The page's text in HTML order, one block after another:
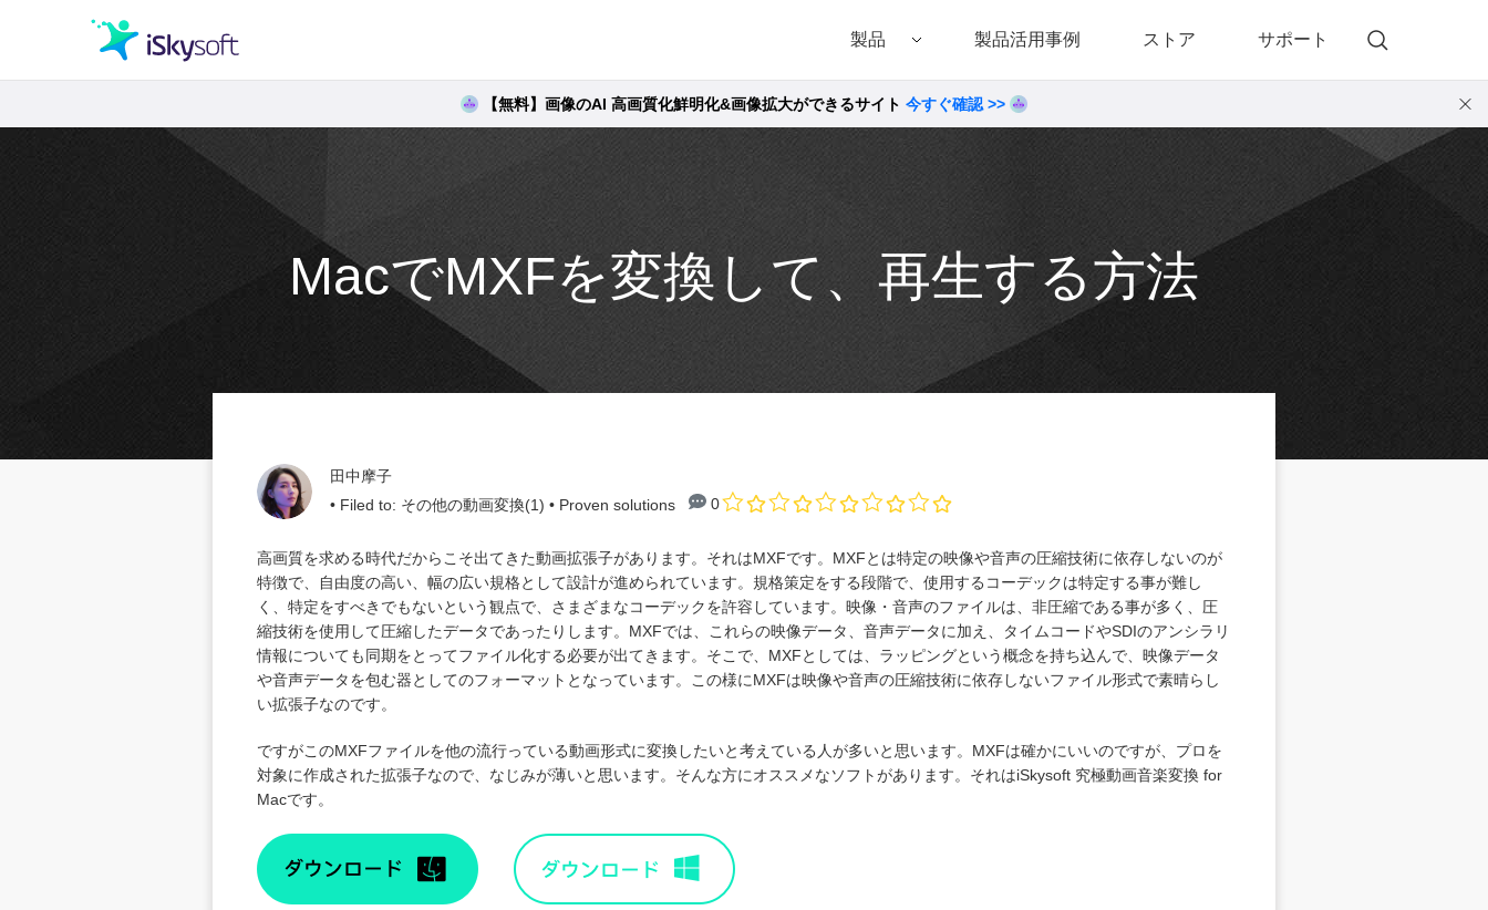
製品
クリエイティビティ
オフィス効率化
ユーティリティ
Filmora（フィモーラ）
• Filmora for Windows
• Filmora for Mac
UniConverter(スーパーメディア変換!)
• UniConverter for Windows
• UniConverter for Mac
DVD Memory（DVDメモリー）
• DVD Memory for Windows
• DVD Memory for Mac
動画・音楽変換プロ
• 動画・音楽変換6！プロ for Windows
• 動画・音楽変換3！プロ for Mac
製品活用事例 ストア サポート
【無料】画像のAI 高画質化鮮明化&画像拡大ができるサイト 今すぐ確認 >>
MacでMXFを変換して、再生する方法
田中摩子
• Filed to: その他の動画変換(1) • Proven solutions 0
高画質を求める時代だからこそ出てきた動画拡張子があります。それはMXFです。MXFとは特定の映像や音声の圧縮技術に依存しないのが
特徴で、自由度の高い、幅の広い規格として設計が進められています。規格策定をする段階で、使用するコーデックは特定する事が難し
く、特定をすべきでもないという観点で、さまざまなコーデックを許容しています。映像・音声のファイルは、非圧縮である事が多く、圧
縮技術を使用して圧縮したデータであったりします。MXFでは、これらの映像データ、音声データに加え、タイムコードやSDIのアンシラリ
情報についても同期をとってファイル化する必要が出てきます。そこで、MXFとしては、ラッピングという概念を持ち込んで、映像データ
や音声データを包む器としてのフォーマットとなっています。この様にMXFは映像や音声の圧縮技術に依存しないファイル形式で素晴らし
い拡張子なのです。
ですがこのMXFファイルを他の流行っている動画形式に変換したいと考えている人が多いと思います。MXFは確かにいいのですが、プロを
対象に作成された拡張子なので、なじみが薄いと思います。そんな方にオススメなソフトがあります。それはiSkysoft 究極動画音楽変換 for
Macです。